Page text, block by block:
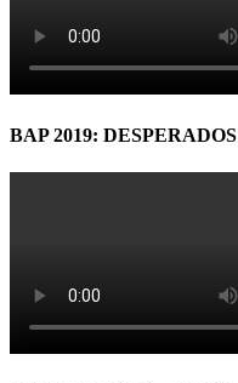
BAP 2019: DESPERADOS